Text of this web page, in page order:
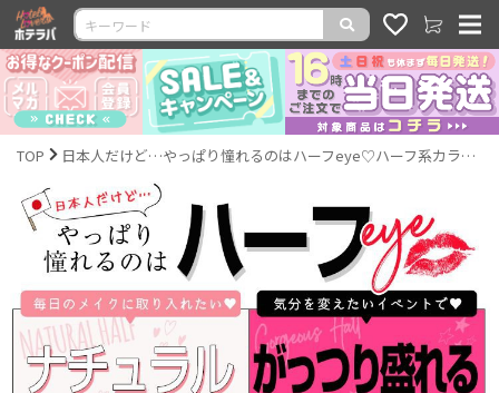
TOP 日本人だけど…やっぱり憧れるのはハーフeye♡ハーフ系カラコン×メイク特集｜激安カラコン通販ホテラバ